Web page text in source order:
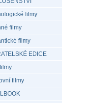
filmy
filmy
filmy
EDICE
filmy